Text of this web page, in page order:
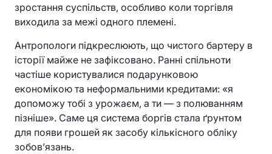
зростання суспільств, особливо коли торгівля
виходила за межі одного племені.
Антропологи підкреслюють, що чистого бартеру в
історії майже не зафіксовано. Ранні спільноти
частіше користувалися подарунковою
економікою та неформальними кредитами: «я
допоможу тобі з урожаєм, а ти — з полюванням
пізніше». Саме ця система боргів стала ґрунтом
для появи грошей як засобу кількісного обліку
зобов’язань.